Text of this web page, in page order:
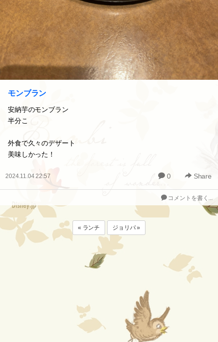
モンブラン
安納芋のモンブラン
半分こ
外食で久々のデザート
美味しかった！
2024.11.04 22:57 0 Share
コメントを書く...
« ランチ ジョリパ »